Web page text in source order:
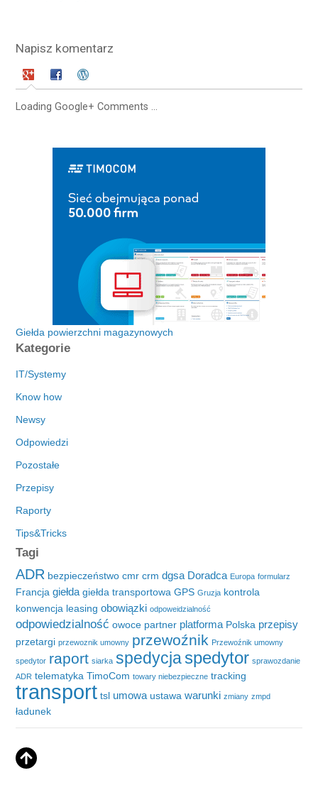
Napisz komentarz
Loading Google+ Comments ...
Giełda powierzchni magazynowych
Kategorie
IT/Systemy
Know how
Newsy
Odpowiedzi
Pozostałe
Przepisy
Raporty
Tips&Tricks
Tagi
ADR bezpieczeństwo cmr crm dgsa Doradca Europa formularz
Francja giełda giełda transportowa GPS Gruzja kontrola
konwencja leasing obowiązki odpoweidzialność
odpowiedzialność owoce partner platforma Polska przepisy
przetargi przewoznik umowny przewoźnik Przewoźnik umowny
spedytor raport siarka spedycjaspedytor sprawozdanie
ADR telematyka TimoCom towary niebezpieczne tracking
transport tsl umowa ustawa warunki zmiany zmpd
ładunek